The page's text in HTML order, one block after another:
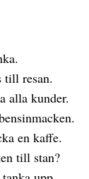
till resan.
alla kunder.
en kaffe.
till stan?